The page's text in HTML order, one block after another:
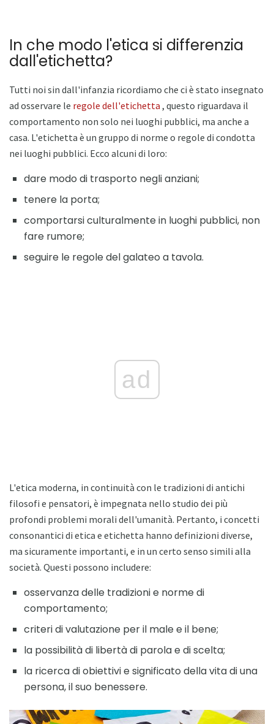
In che modo l'etica si differenzia
dall'etichetta?
Tutti noi sin dall'infanzia ricordiamo che ci è stato insegnato
ad osservare le regole dell'etichetta , questo riguardava il
comportamento non solo nei luoghi pubblici, ma anche a
casa. L'etichetta è un gruppo di norme o regole di condotta
nei luoghi pubblici. Ecco alcuni di loro:
dare modo di trasporto negli anziani;
tenere la porta;
comportarsi culturalmente in luoghi pubblici, non
fare rumore;
seguire le regole del galateo a tavola.
ad
L'etica moderna, in continuità con le tradizioni di antichi
filosofi e pensatori, è impegnata nello studio dei più
profondi problemi morali dell'umanità. Pertanto, i concetti
consonantici di etica e etichetta hanno definizioni diverse,
ma sicuramente importanti, e in un certo senso simili alla
società. Questi possono includere:
osservanza delle tradizioni e norme di
comportamento;
criteri di valutazione per il male e il bene;
la possibilità di libertà di parola e di scelta;
la ricerca di obiettivi e significato della vita di una
persona, il suo benessere.